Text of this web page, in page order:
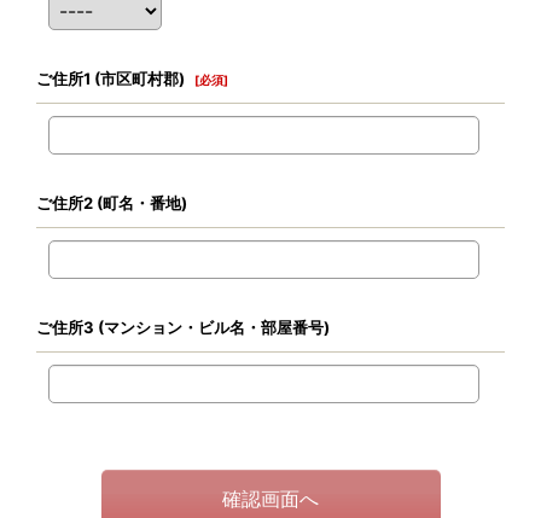
ご住所1 (市区町村郡) [必須]
ご住所2 (町名・番地)
ご住所3 (マンション・ビル名・部屋番号)
確認画面へ